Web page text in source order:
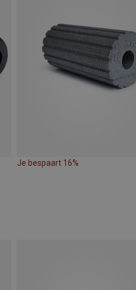
Je bespaart 16%